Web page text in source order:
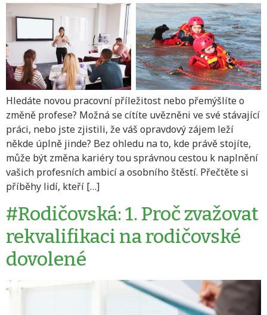
Hledáte novou pracovní příležitost nebo přemýšlíte o
změně profese? Možná se cítíte uvězněni ve své stávající
práci, nebo jste zjistili, že váš opravdový zájem leží
někde úplně jinde? Bez ohledu na to, kde právě stojíte,
může být změna kariéry tou správnou cestou k naplnění
vašich profesních ambicí a osobního štěstí. Přečtěte si
příběhy lidí, kteří […]
#Rodičovská: 1. Proč zvažovat
rekvalifikaci na rodičovské
dovolené